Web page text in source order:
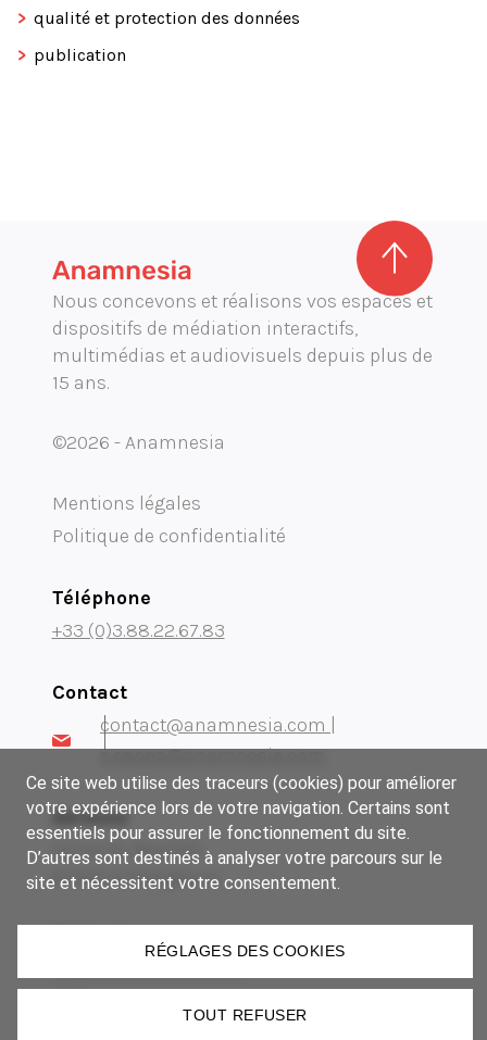
qualité et protection des données
publication
Nous concevons et réalisons vos espaces et
dispositifs de médiation interactifs,
multimédias et audiovisuels depuis plus de
15 ans.
©2026 - Anamnesia
Mentions légales
Politique de confidentialité
Téléphone
+33 (0)3.88.22.67.83
Contact
contact@anamnesia.com |
s.sappa@anamnesia.com
Adresse
14 rue du Brochet
67300 Schiltigheim
Notre groupe
Ce site web utilise des traceurs (cookies) pour améliorer
votre expérience lors de votre navigation. Certains sont
essentiels pour assurer le fonctionnement du site.
D’autres sont destinés à analyser votre parcours sur le
site et nécessitent votre consentement.
RÉGLAGES DES COOKIES
TOUT REFUSER